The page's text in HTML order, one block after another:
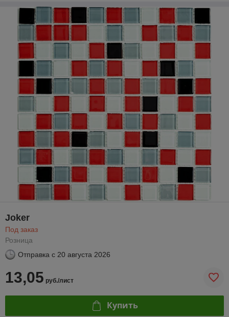
Joker
Под заказ
Розница
Отправка с 20 августа 2026
13,05 руб./лист
Купить